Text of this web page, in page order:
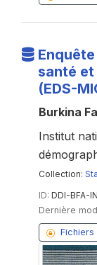
santé
(EDS-
Burkina
Institut
Collection:
ID: DDI-BFA-
Dernière
Fichiers